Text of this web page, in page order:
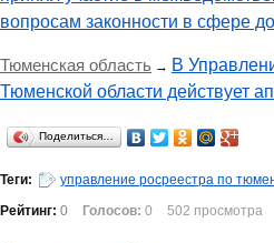
вопросам законности в сфере
Тюменская область → В
Тюменской области действует
Поделиться…
Теги:
управление росреестра по
Рейтинг: 0 Голосов: 0 502 просмотра